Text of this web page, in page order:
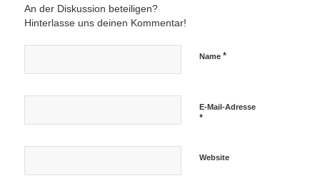
An der Diskussion beteiligen?
Hinterlasse uns deinen Kommentar!
Name *
E-Mail-Adresse
*
Website